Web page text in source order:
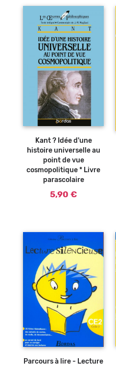
Ajouter au
Kant ? Idée d'une
histoire universelle au
point de vue
cosmopolitique * Livre
parascolaire
5,90 €
Parcours à lire - Lecture